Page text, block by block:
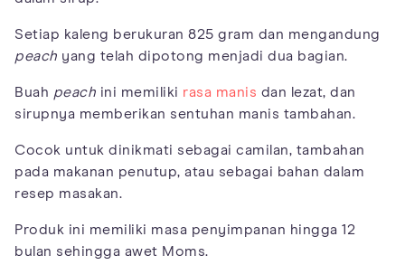
Setiap kaleng berukuran 825 gram dan mengandung
peach yang telah dipotong menjadi dua bagian.
Buah peach ini memiliki rasa manis dan lezat, dan
sirupnya memberikan sentuhan manis tambahan.
Cocok untuk dinikmati sebagai camilan, tambahan
pada makanan penutup, atau sebagai bahan dalam
resep masakan.
Produk ini memiliki masa penyimpanan hingga 12
bulan sehingga awet Moms.